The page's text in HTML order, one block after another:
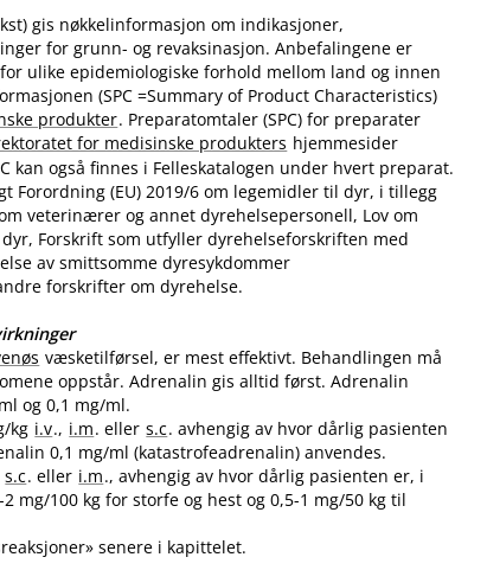
gis nøkkelinformasjon om indikasjoner,
for grunn- og revaksinasjon. Anbefalingene er
ulike epidemiologiske forhold mellom land og innen
(SPC =Summary of Product Characteristics)
produkter. Preparatomtaler (SPC) for preparater
for medisinske produkters hjemmesider
kan også finnes i Felleskatalogen under hvert preparat.
Forordning (EU) 2019/6 om legemidler til dyr, i tillegg
veterinærer og annet dyrehelsepersonell, Lov om
Forskrift som utfyller dyrehelseforskriften med
av smittsomme dyresykdommer
forskrifter om dyrehelse.
væsketilførsel, er mest effektivt. Behandlingen må
oppstår. Adrenalin gis alltid først. Adrenalin
og 0,1 mg​/​ml.
kg i.v., i.m. eller s.c. avhengig av hvor dårlig pasienten
0,1 mg/ml (katastrofeadrenalin) anvendes.
s.c. eller i.m., avhengig av hvor dårlig pasienten er, i
mg/100 kg for storfe og hest og 0,5-1 mg/50 kg til
senere i kapittelet.